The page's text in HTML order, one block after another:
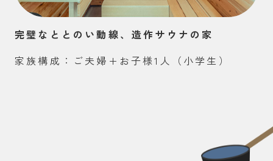
完璧なととのい動線、造作サウナの家
家族構成：ご夫婦+お子様1人（小学生）